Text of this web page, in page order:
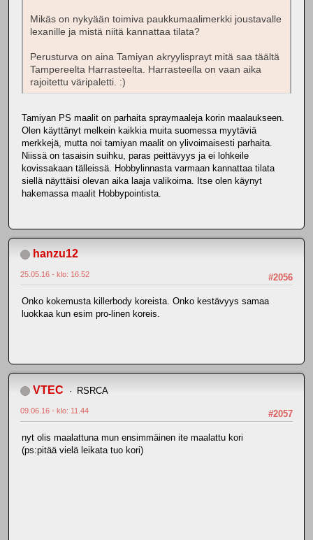
Mikäs on nykyään toimiva paukkumaalimerkki joustavalle
lexanille ja mistä niitä kannattaa tilata?
Perusturva on aina Tamiyan akryylisprayt mitä saa täältä
Tampereelta Harrasteelta. Harrasteella on vaan aika
rajoitettu väripaletti. :)
Tamiyan PS maalit on parhaita spraymaaleja korin maalaukseen.
Olen käyttänyt melkein kaikkia muita suomessa myytäviä
merkkejä, mutta noi tamiyan maalit on ylivoimaisesti parhaita.
Niissä on tasaisin suihku, paras peittävyys ja ei lohkeile
kovissakaan tälleissä. Hobbylinnasta varmaan kannattaa tilata
siellä näyttäisi olevan aika laaja valikoima. Itse olen käynyt
hakemassa maalit Hobbypointista.
hanzu12
#2056
25.05.16 - klo: 16.52
Onko kokemusta killerbody koreista. Onko kestävyys samaa
luokkaa kun esim pro-linen koreis.
VTEC RSRCA
#2057
09.06.16 - klo: 11.44
nyt olis maalattuna mun ensimmäinen ite maalattu kori
(ps:pitää vielä leikata tuo kori)